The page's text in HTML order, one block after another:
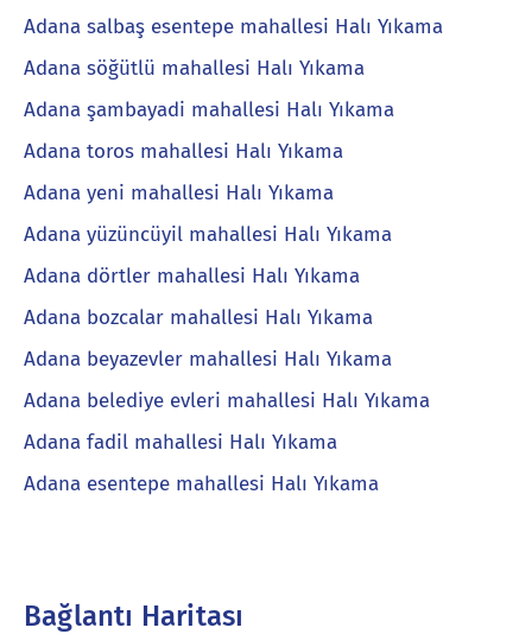
Adana salbaş esentepe mahallesi Halı Yıkama
Adana söğütlü mahallesi Halı Yıkama
Adana şambayadi mahallesi Halı Yıkama
Adana toros mahallesi Halı Yıkama
Adana yeni mahallesi Halı Yıkama
Adana yüzüncüyil mahallesi Halı Yıkama
Adana dörtler mahallesi Halı Yıkama
Adana bozcalar mahallesi Halı Yıkama
Adana beyazevler mahallesi Halı Yıkama
Adana belediye evleri mahallesi Halı Yıkama
Adana fadil mahallesi Halı Yıkama
Adana esentepe mahallesi Halı Yıkama
Bağlantı Haritası